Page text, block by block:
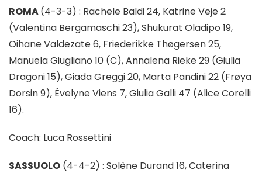
ROMA(4-3-3) : Rachele Baldi 24, Katrine Veje 2
(Valentina Bergamaschi 23), Shukurat Oladipo 19,
Oihane Valdezate 6, Friederikke Thøgersen 25,
Manuela Giugliano 10 (C), Annalena Rieke 29 (Giulia
Dragoni 15), Giada Greggi 20, Marta Pandini 22 (Frøya
Dorsin 9), Évelyne Viens 7, Giulia Galli 47 (Alice Corelli
16).
Coach: Luca Rossettini
SASSUOLO (4-4-2) : Solène Durand 16, Caterina